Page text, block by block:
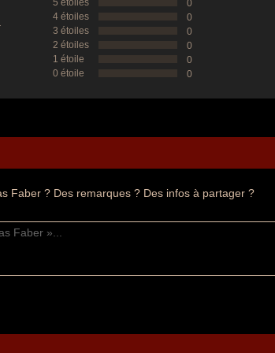
5 étoiles
0
4 étoiles
0
3 étoiles
0
2 étoiles
0
1 étoile
0
0 étoile
0
Faber ? Des remarques ? Des infos à partager ?